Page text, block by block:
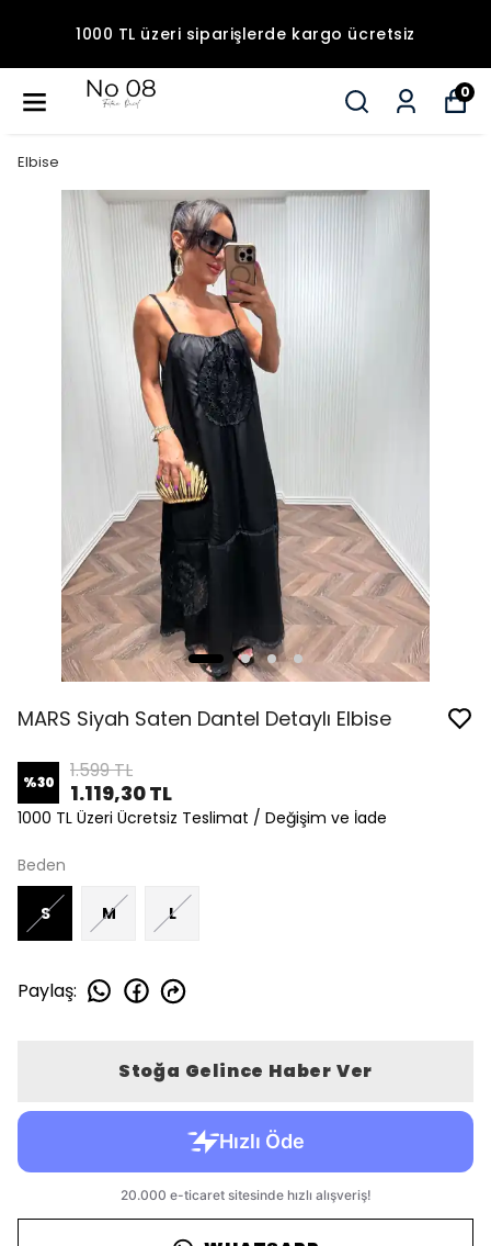
1000 TL üzeri siparişlerde kargo ücretsiz
0
Elbise
MARS Siyah Saten Dantel Detaylı Elbise
%30 1.599 TL
1.119,30 TL
1000 TL Üzeri Ücretsiz Teslimat / Değişim ve İade
Beden
S M L
Paylaş:
Stoğa Gelince Haber Ver